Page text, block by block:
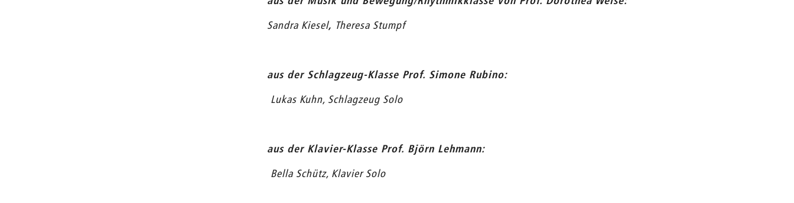
Sandra Kiesel, Theresa Stumpf
aus der Schlagzeug-Klasse Prof. Simone Rubino:
Lukas Kuhn, Schlagzeug Solo
aus der Klavier-Klasse Prof. Björn Lehmann:
Bella Schütz, Klavier Solo